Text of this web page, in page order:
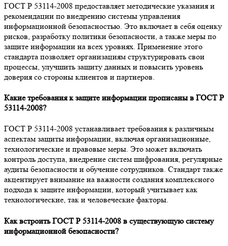
ГОСТ Р 53114-2008 предоставляет методические указания и
рекомендации по внедрению системы управления
информационной безопасностью. Это включает в себя оценку
рисков, разработку политики безопасности, а также меры по
защите информации на всех уровнях. Применение этого
стандарта позволяет организациям структурировать свои
процессы, улучшить защиту данных и повысить уровень
доверия со стороны клиентов и партнеров.
Какие требования к защите информации прописаны в ГОСТ Р
53114-2008?
ГОСТ Р 53114-2008 устанавливает требования к различным
аспектам защиты информации, включая организационные,
технологические и правовые меры. Это может включать
контроль доступа, внедрение систем шифрования, регулярные
аудиты безопасности и обучение сотрудников. Стандарт также
акцентирует внимание на важности создания комплексного
подхода к защите информации, который учитывает как
технологические, так и человеческие факторы.
Как встроить ГОСТ Р 53114-2008 в существующую систему
информационной безопасности?